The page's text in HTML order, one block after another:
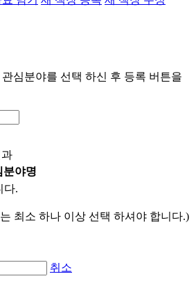
심분야를 선택 하신 후 등록 버튼을
분야명
다.
최소 하나 이상 선택 하셔야 합니다.)
취소